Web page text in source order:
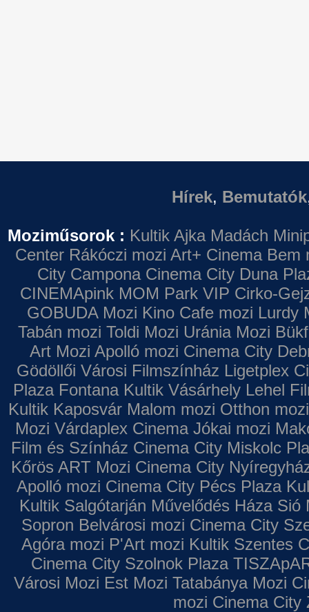
Hírek, Bemutatók
Moziműsorok : Kultik Ajka Madách
Center Rákóczi mozi Art+ Cinema Bem
City Campona Cinema City Duna
CINEMApink MOM Park VIP Cirko-
GOBUDA Mozi Kino Cafe mozi Lurdy
Tabán mozi Toldi Mozi Uránia Mozi
Art Mozi Apolló mozi Cinema City
Gödöllői Városi Filmszínház Ligetplex
Plaza Fontana Kultik Vásárhely Lehel
Kultik Kaposvár Malom mozi Otthon mozi
Mozi Várdaplex Cinema Jókai mozi
Film és Színház Cinema City Miskolc
Kőrös ART Mozi Cinema City
Apolló mozi Cinema City Pécs Plaza
Kultik Salgótarján Művelődés Háza Sió
Sopron Belvárosi mozi Cinema City
Agóra mozi P'Art mozi Kultik Szentes
Cinema City Szolnok Plaza
Városi Mozi Est Mozi Tatabánya Mozi
mozi Cinema City